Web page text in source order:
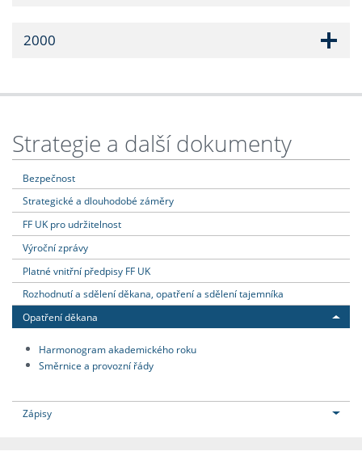
2000
Strategie a další dokumenty
Bezpečnost
Strategické a dlouhodobé záměry
FF UK pro udržitelnost
Výroční zprávy
Platné vnitřní předpisy FF UK
Rozhodnutí a sdělení děkana, opatření a sdělení tajemníka
Opatření děkana
Harmonogram akademického roku
Směrnice a provozní řády
Zápisy